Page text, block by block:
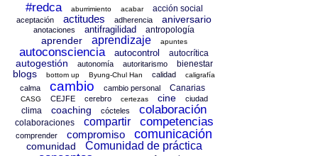
#redca aburrimiento acabar acción social
aceptación actitudes adherencia aniversario
anotaciones antifragilidad antropología
aprender aprendizaje apuntes
autoconsciencia autocontrol autocrítica
autogestión autonomía autoritarismo bienestar
blogs bottom up Byung-Chul Han calidad caligrafía
calma cambio cambio personal Canarias
CASG CEJFE cerebro certezas cine ciudad
clima coaching cócteles colaboración
colaboraciones compartir competencias
comprender compromiso comunicación
comunidad Comunidad de práctica